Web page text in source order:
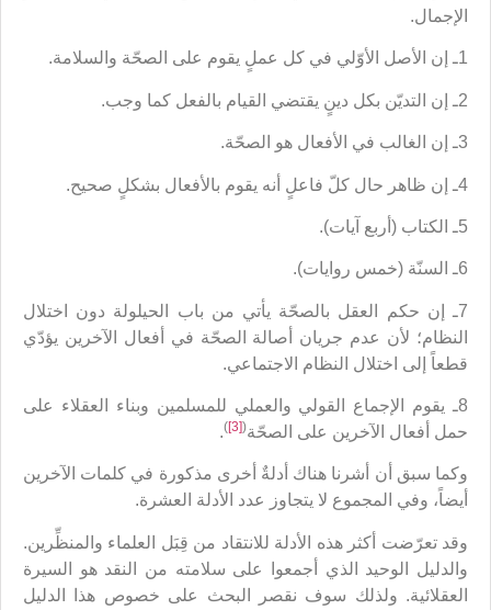
الإجمال.
1ـ إن الأصل الأوّلي في كل عملٍ يقوم على الصحّة والسلامة.
2ـ إن التديّن بكل دينٍ يقتضي القيام بالفعل كما وجب.
3ـ إن الغالب في الأفعال هو الصحّة.
4ـ إن ظاهر حال كلّ فاعلٍ أنه يقوم بالأفعال بشكلٍ صحيح.
5ـ الكتاب (أربع آيات).
6ـ السنّة (خمس روايات).
7ـ إن حكم العقل بالصحّة يأتي من باب الحيلولة دون اختلال
النظام؛ لأن عدم جريان أصالة الصحّة في أفعال الآخرين يؤدّي
قطعاً إلى اختلال النظام الاجتماعي.
8ـ يقوم الإجماع القولي والعملي للمسلمين وبناء العقلاء على
حمل أفعال الآخرين على الصحّة(
[3]
)
.
وكما سبق أن أشرنا هناك أدلةٌ أخرى مذكورة في كلمات الآخرين
أيضاً، وفي المجموع لا يتجاوز عدد الأدلة العشرة.
وقد تعرّضت أكثر هذه الأدلة للانتقاد من قِبَل العلماء والمنظِّرين.
والدليل الوحيد الذي أجمعوا على سلامته من النقد هو السيرة
العقلائية. ولذلك سوف نقصر البحث على خصوص هذا الدليل